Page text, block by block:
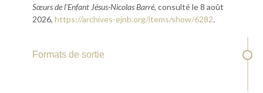
Sœurs de l'Enfant Jésus-Nicolas Barré, consulté le 8 août
2026, https://archives-ejnb.org/items/show/6282.
Formats de sortie